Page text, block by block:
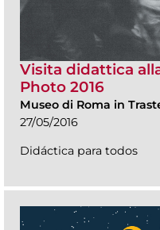
Visita didattica
Photo 2016
Museo di Roma in
27/05/2016
Didáctica para todos